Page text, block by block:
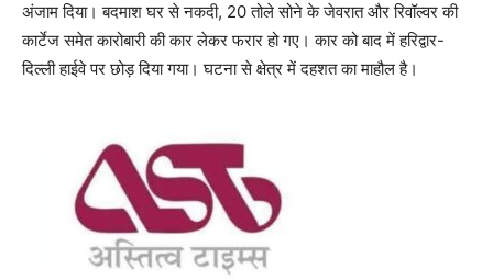
अंजाम दिया। बदमाश घर से नकदी, 20 तोले सोने के जेवरात और रिवॉल्वर की
कार्टेज समेत कारोबारी की कार लेकर फरार हो गए। कार को बाद में हरिद्वार-
दिल्ली हाईवे पर छोड़ दिया गया। घटना से क्षेत्र में दहशत का माहौल है।